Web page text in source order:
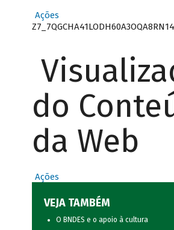
Ações
do
da Web
Ações
VEJA TAMBÉM
O BNDES e o apoio à cultura